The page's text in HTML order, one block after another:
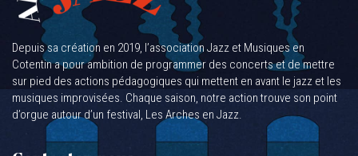
Depuis sa création en 2019, l’association Jazz et Musiques en
Cotentin a pour ambition de programmer des concerts et de mettre
sur pied des actions pédagogiques qui mettent en avant le jazz et les
musiques improvisées. Chaque saison, notre action trouve son point
d’orgue autour d’un festival, Les Arches en Jazz.